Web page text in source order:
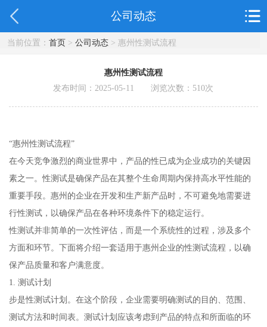
公司动态
当前位置： 首页> 公司动态> 惠州性测试流程
惠州性测试流程
发布时间：2025-05-11 浏览次数： 510次
“惠州性测试流程”
在今天竞争激烈的商业世界中，产品的性已成为企业成功的关键因
素之一。性测试是确保产品在其整个生命周期内保持高水平性能的
重要手段。惠州的企业在开发和生产新产品时，不可避免地需要进
行性测试，以确保产品在各种环境条件下的稳定运行。
性测试并非简单的一次性评估，而是一个系统性的过程，涉及多个
方面和环节。下面将介绍一套适用于惠州企业的性测试流程，以确
保产品质量和客户满意度。
1. 测试计划
步是性测试计划。在这个阶段，企业需要明确测试的目的、范围、
测试方法和时间表。测试计划应该考虑到产品的特点和所面临的环